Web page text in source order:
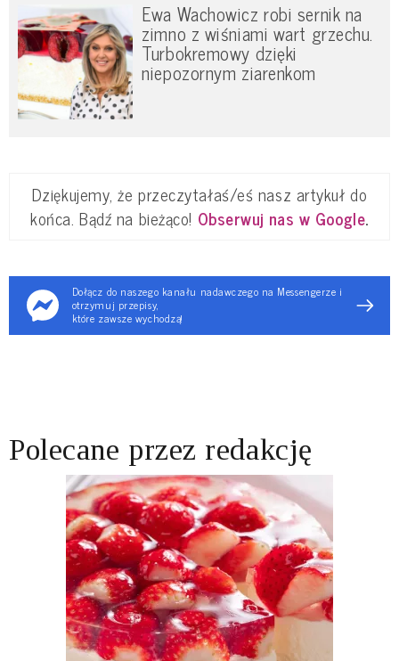
Ewa Wachowicz robi sernik na
zimno z wiśniami wart grzechu.
Turbokremowy dzięki
niepozornym ziarenkom
Dziękujemy, że przeczytałaś/eś nasz artykuł do
końca. Bądź na bieżąco! Obserwuj nas w Google.
Dołącz do naszego kanału nadawczego na Messengerze i
otrzymuj przepisy,
które zawsze wychodzą!
Polecane przez redakcję